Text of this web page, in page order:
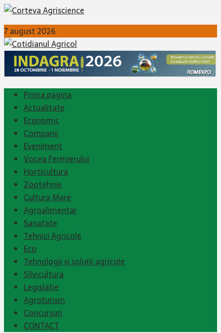
7 august 2026
Prima pagina
Actualitate
Economic
Companii
Eveniment
Vocea Fermierului
Horticultura
Zootehnie
Cultura Mare
Agroalimentar
Sanatate
Tehnici Agricole
Eco
Tehnologii şi soluţii agricole
Silvicultura
Legislatie
Agroturism
Concursuri
CONTACT